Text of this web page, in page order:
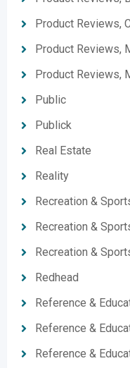
Product Reviews,
Product Reviews,
Product Reviews,
Public
Publick
Real Estate
Reality
Recreation &
Recreation &
Recreation &
Redhead
Reference &
Reference &
Reference &